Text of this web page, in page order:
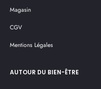
Magasin
CGV
Mentions Légales
AUTOUR DU BIEN-ÊTRE